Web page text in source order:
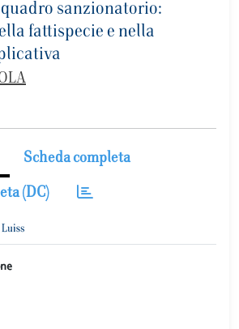
sanzionatorio:
fattispecie e nella
Scheda completa
(DC)